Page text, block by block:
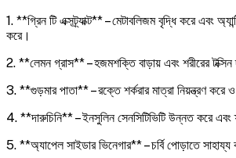
1. **গ্রিন টি এক্সট্র্যাক্ট** – মেটাবলিজম বৃদ্ধি করে এবং
করে।
2. **লেমন গ্রাস** – হজমশক্তি বাড়ায় এবং শরীরের
3. **গুড়মার পাতা** – রক্তে শর্করার মাত্রা নিয়ন্ত্রণ করে
4. **দারুচিনি** – ইনসুলিন সেনসিটিভিটি উন্নত করে এবং
5. **অ্যাপেল সাইডার ভিনেগার** – চর্বি পোড়াতে সাহায্য